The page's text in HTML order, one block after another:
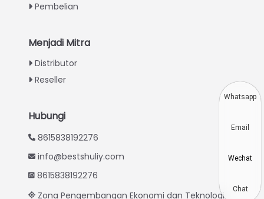
Pembelian
Menjadi Mitra
Distributor
Reseller
Hubungi
8615838192276
info@bestshuliy.com
8615838192276
Zona Pengembangan Ekonomi dan Teknologi
Spanish
Korean
Whatsapp
Email
Wechat
Chat